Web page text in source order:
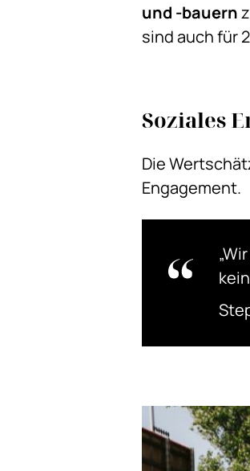
und -bauern
sind auch für
Soziales
Die
Engagement.